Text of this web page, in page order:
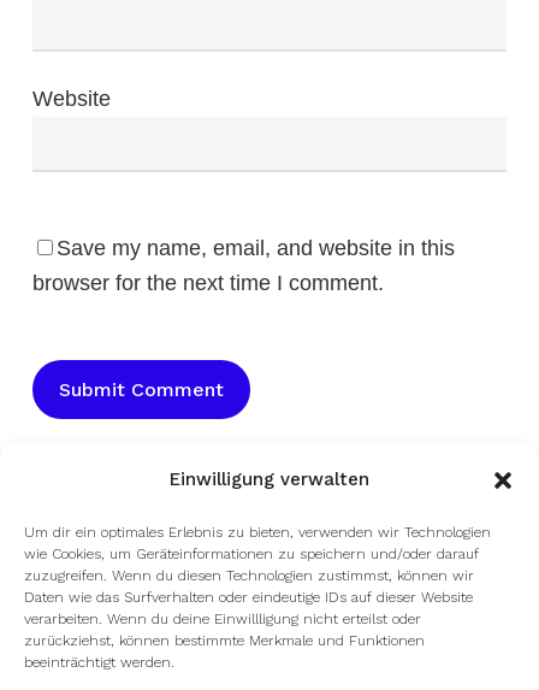
Einwilligung verwalten
Um dir ein optimales Erlebnis zu bieten, verwenden wir Technologien
wie Cookies, um Geräteinformationen zu speichern und/oder darauf
zuzugreifen. Wenn du diesen Technologien zustimmst, können wir
Daten wie das Surfverhalten oder eindeutige IDs auf dieser Website
verarbeiten. Wenn du deine Einwillligung nicht erteilst oder
zurückziehst, können bestimmte Merkmale und Funktionen
beeinträchtigt werden.
Website
Save my name, email, and website in this
browser for the next time I comment.